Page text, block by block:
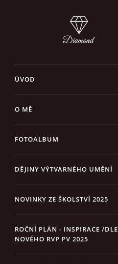
ÚVOD
O MĚ
FOTOALBUM
DĚJINY VÝTVARNÉHO UMĚNÍ
NOVINKY ZE ŠKOLSTVÍ 2025
ROČNÍ PLÁN - INSPIRACE /DLE
NOVÉHO RVP PV 2025